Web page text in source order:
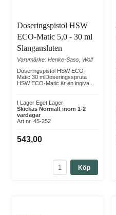
Doseringspistol HSW
ECO-Matic 5,0 - 30 ml
Slangansluten
Varumärke: Henke-Sass, Wolf
Doseringspistol HSW ECO-
Matic 30 mlDoseringsspruta
HSW ECO-Matic är en ingiva...
I Lager Eget Lager
Skickas Normalt inom 1-2
vardagar
Art nr. 45-252
543,00
Köp